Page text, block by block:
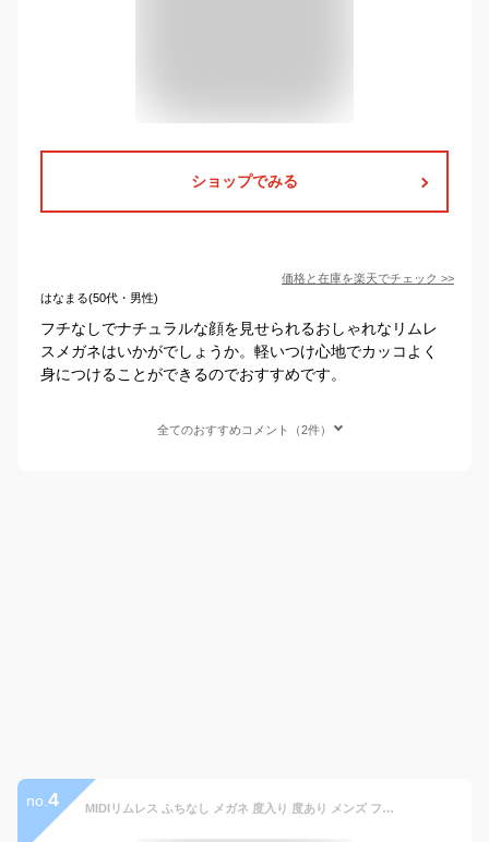
ショップでみる
価格と在庫を楽天でチェック >>
はなまる(50代・男性)
フチなしでナチュラルな顔を見せられるおしゃれなリムレ
スメガネはいかがでしょうか。軽いつけ心地でカッコよく
身につけることができるのでおすすめです。
全てのおすすめコメント（2件）
no. 4 MIDIリムレス ふちなし メガネ 度入り 度あり メンズ フチなし 度付き メガネフレーム ふちなし 縁無し 縁なし リムレス 度付き 眼鏡 ツーポイント チタン 鯖江ラボでの丁寧なレンズ加工・調整 S/M/Lの3サイズ×6カラー チタン製超軽量アイウェア M326-NS-RL03-M